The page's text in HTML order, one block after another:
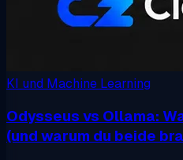
KI und Machine Learning
Odysseus vs Ollama:
(und warum du beide